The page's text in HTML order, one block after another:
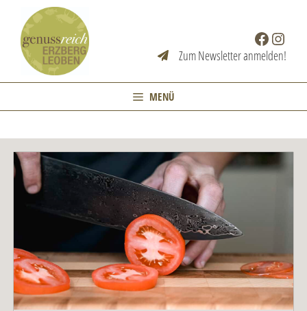
springen
Facebook
Zum Newsletter anmelden!
MENÜ